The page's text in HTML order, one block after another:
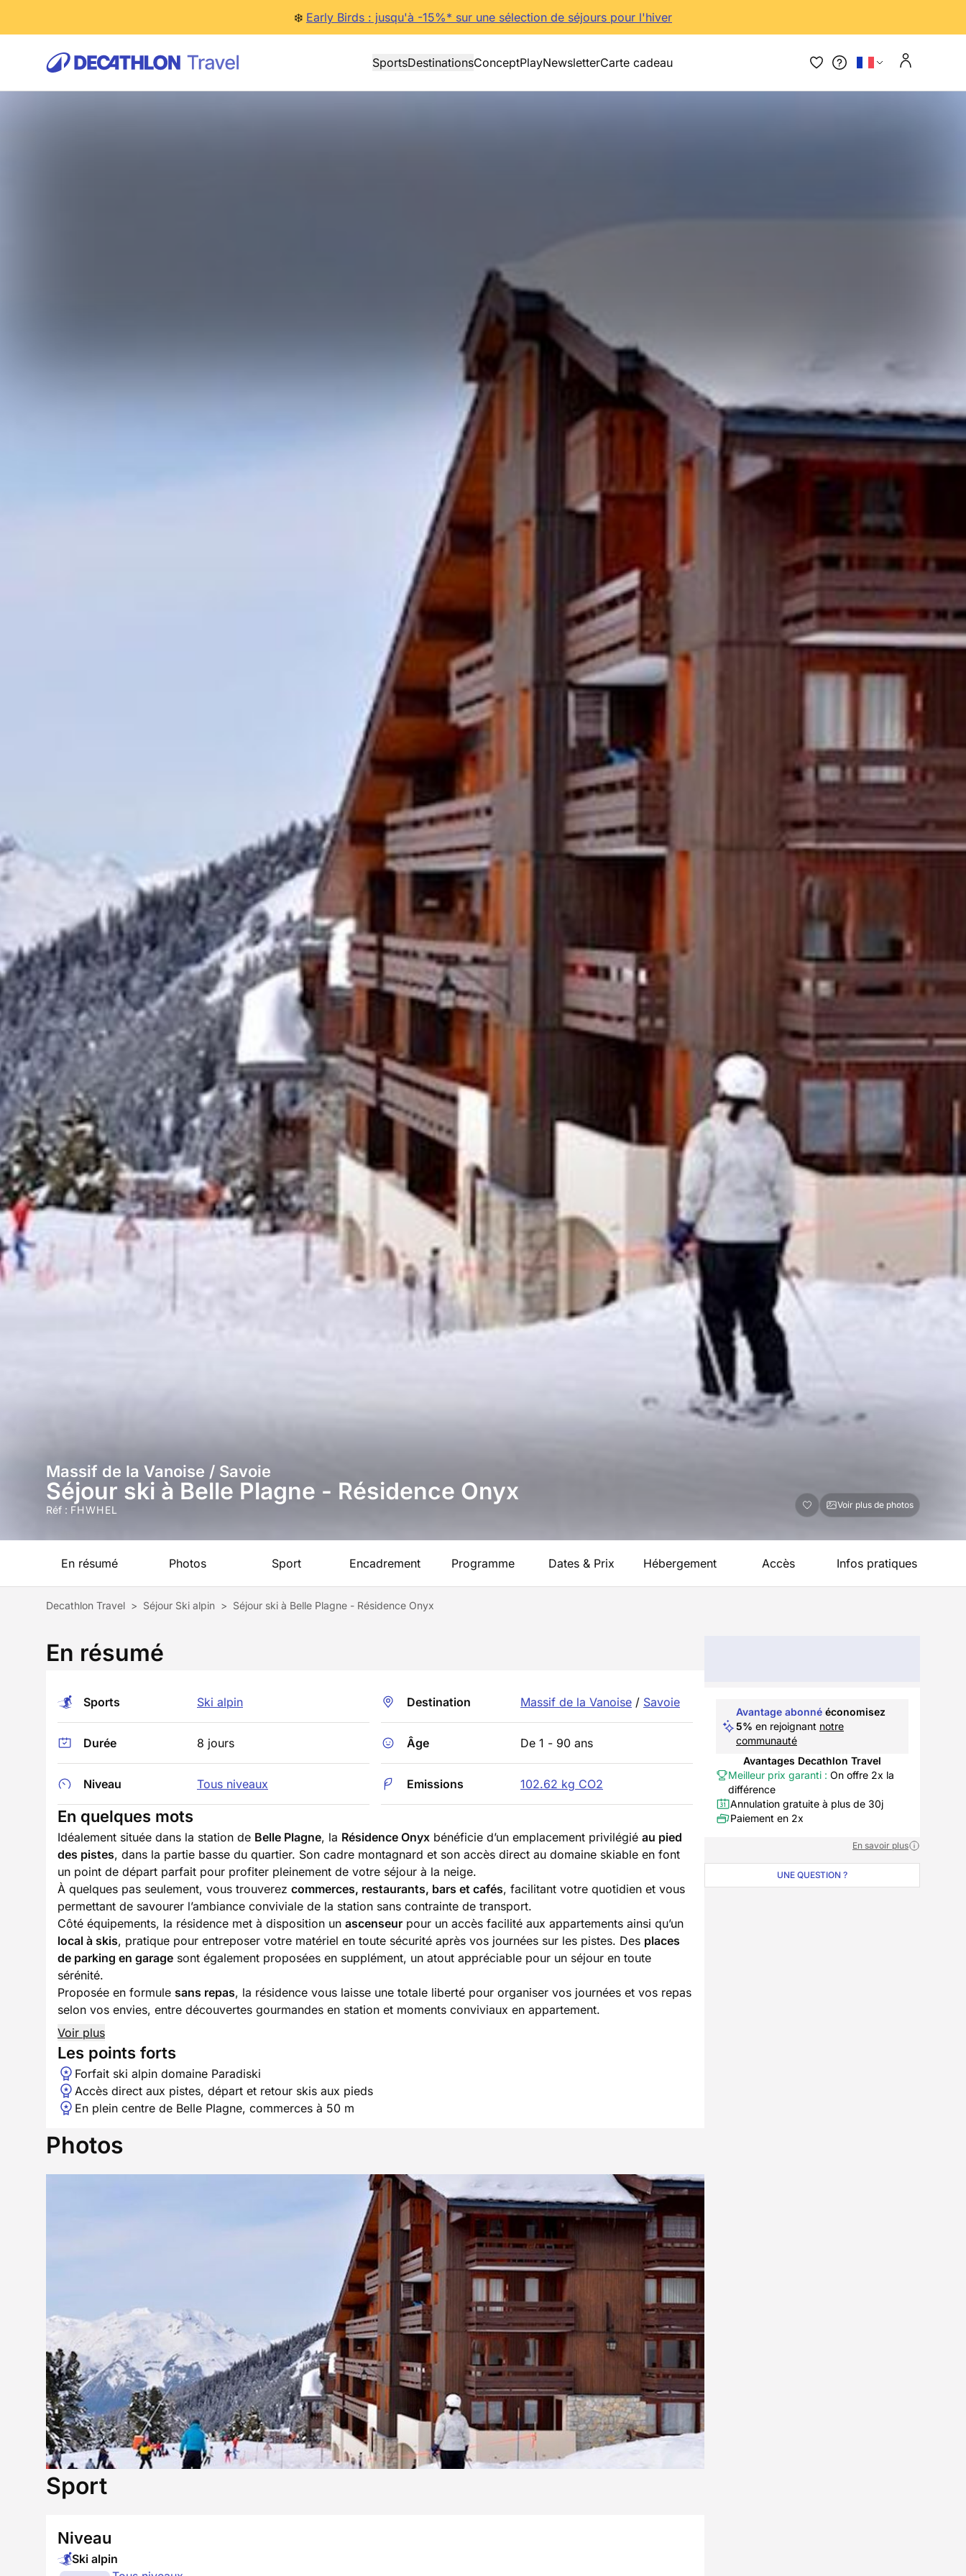
❄️ Early Birds : jusqu'à -15%* sur une sélection de séjours pour l'hiver
SportsDestinationsConceptPlayNewsletterCarte cadeau
Massif de la Vanoise / Savoie
Séjour ski à Belle Plagne - Résidence Onyx
Réf : FHWHEL Voir plus de photos
En résumé Photos Sport Encadrement Programme Dates & Prix Hébergement Accès Infos pratiques
Decathlon Travel > Séjour Ski alpin > Séjour ski à Belle Plagne - Résidence Onyx
En résumé
Sports Ski alpin
Durée 8 jours
Niveau Tous niveaux
Destination Massif de la Vanoise / Savoie
Âge De 1 - 90 ans
Emissions 102.62 kg CO2
En quelques mots
Idéalement située dans la station de Belle Plagne, la Résidence Onyx bénéficie d’un emplacement privilégié au pied
des pistes, dans la partie basse du quartier. Son cadre montagnard et son accès direct au domaine skiable en font
un point de départ parfait pour profiter pleinement de votre séjour à la neige.
À quelques pas seulement, vous trouverez commerces, restaurants, bars et cafés, facilitant votre quotidien et vous
permettant de savourer l’ambiance conviviale de la station sans contrainte de transport.
Côté équipements, la résidence met à disposition un ascenseur pour un accès facilité aux appartements ainsi qu’un
local à skis, pratique pour entreposer votre matériel en toute sécurité après vos journées sur les pistes. Des places
de parking en garage sont également proposées en supplément, un atout appréciable pour un séjour en toute
sérénité.
Proposée en formule sans repas, la résidence vous laisse une totale liberté pour organiser vos journées et vos repas
selon vos envies, entre découvertes gourmandes en station et moments conviviaux en appartement.
Voir plus
Les points forts
Forfait ski alpin domaine Paradiski
Accès direct aux pistes, départ et retour skis aux pieds
En plein centre de Belle Plagne, commerces à 50 m
Photos
Sport
Niveau
Ski alpin
Avantage abonné économisez
5% en rejoignant notre
communauté
Avantages Decathlon Travel
Meilleur prix garanti : On offre 2x la
différence
Annulation gratuite à plus de 30j
Paiement en 2x
En savoir plus
UNE QUESTION ?